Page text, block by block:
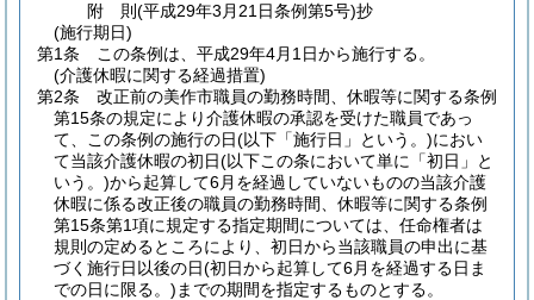
附 則(平成29年3月21日条例第5号)抄
(施行期日)
第1条
この条例は、平成29年4月1日から施行する。
(介護休暇に関する経過措置)
第2条
改正前の美作市職員の勤務時間、休暇等に関する条例
第15条の規定により介護休暇の承認を受けた職員であっ
て、この条例の施行の日(以下「施行日」という。)におい
て当該介護休暇の初日(以下この条において単に「初日」と
いう。)から起算して6月を経過していないものの当該介護
休暇に係る改正後の職員の勤務時間、休暇等に関する条例
第15条第1項に規定する指定期間については、任命権者は
規則の定めるところにより、初日から当該職員の申出に基
づく施行日以後の日(初日から起算して6月を経過する日ま
での日に限る。) までの期間を指定するものとする。